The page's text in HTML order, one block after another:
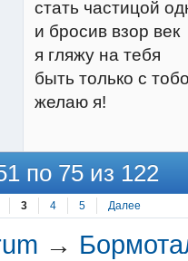
стать частицой
и бросив взор век
я гляжу на тебя
быть только с
желаю я!
по 75 из 122
3 4 5 Далее
→